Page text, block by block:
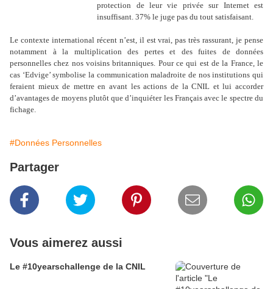
protection de leur vie privée sur Internet est
insuffisant. 37% le juge pas du tout satisfaisant.
Le contexte international récent n’est, il est vrai, pas très rassurant, je pense
notamment à la multiplication des pertes et des fuites de données
personnelles chez nos voisins britanniques. Pour ce qui est de la France, le
cas ‘Edvige’ symbolise la communication maladroite de nos institutions qui
feraient mieux de mettre en avant les actions de la CNIL et lui accorder
d’avantages de moyens plutôt que d’inquiéter les Français avec le spectre du
fichage.
#Données Personnelles
Partager
Vous aimerez aussi
Le #10yearschallenge de la CNIL